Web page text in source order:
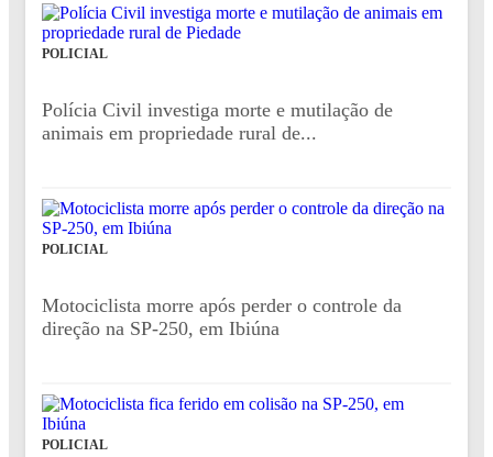
POLICIAL
Polícia Civil investiga morte e mutilação de
animais em propriedade rural de...
POLICIAL
Motociclista morre após perder o controle da
direção na SP-250, em Ibiúna
POLICIAL